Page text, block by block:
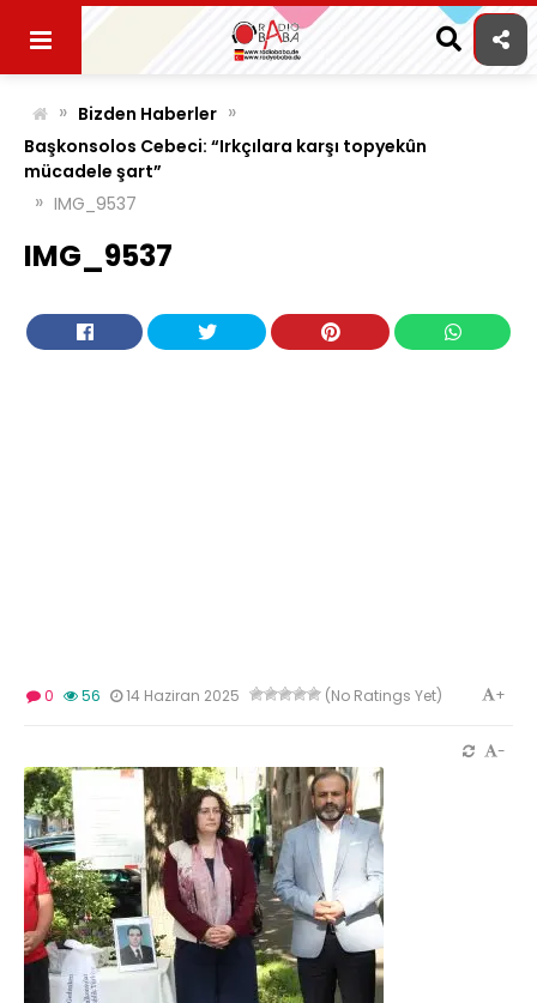
content
» Bizden Haberler »
Başkonsolos Cebeci: “Irkçılara karşı topyekûn
mücadele şart”
» IMG_9537
IMG_9537
0 56 14 Haziran 2025 (No Ratings Yet) +
-